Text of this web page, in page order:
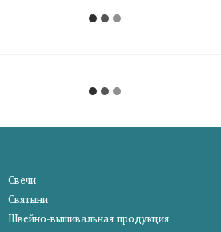
Свечи
Святыни
Швейно-вышивальная продукция